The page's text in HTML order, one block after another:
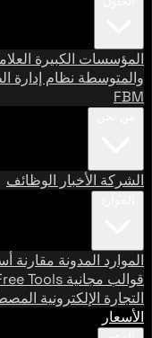
المؤسسات الكبيرة
والمتوسطة نظام إدارة
FBM
الشركة الأخبار الوظائف
الموارد المدونة مقارنة
قوالب مجانية Tools
التجارة الإلكترونية
الأسعار